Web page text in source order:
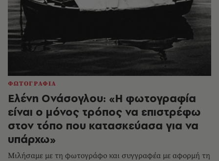
ΦΩΤΟΓΡΑΦΙΑ
Ελένη Ονάσογλου: «Η φωτογραφία
είναι ο μόνος τρόπος να επιστρέφω
στον τόπο που κατασκεύασα για να
υπάρχω»
Μιλήσαμε με τη φωτογράφο και συγγραφέα με αφορμή τη